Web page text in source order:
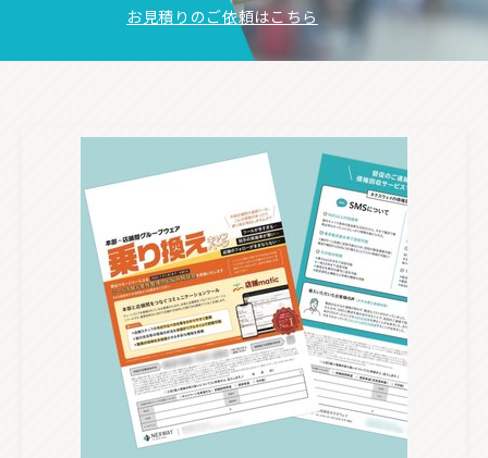
お見積りのご依頼はこちら